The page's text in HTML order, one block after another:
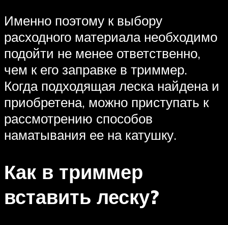
Именно поэтому к выбору
расходного материала необходимо
подойти не менее ответственно,
чем к его заправке в триммер.
Когда подходящая леска найдена и
приобретена, можно приступать к
рассмотрению способов
наматывания ее на катушку.
Как в триммер
вставить леску?